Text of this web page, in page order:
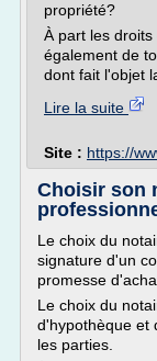
propriété?
À part les
également de
dont fait l'objet
Lire la suite
Site : https://
Choisir son
Le choix du
signature d'un
promesse
Le choix du
d'hypothèque et
les parties.